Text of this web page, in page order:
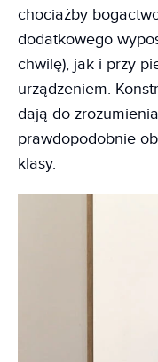
chociażby
dodatkowego
chwilę), jak i przy
urządzeniem.
dają do
prawdopodobnie
klasy.